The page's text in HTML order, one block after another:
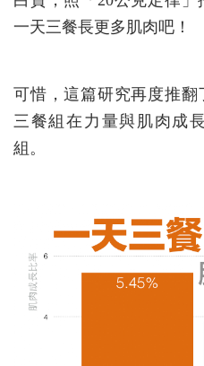
一天三餐長更多肌肉吧！
可惜，這篇研究再度推翻
三餐組在力量與肌肉成
組。